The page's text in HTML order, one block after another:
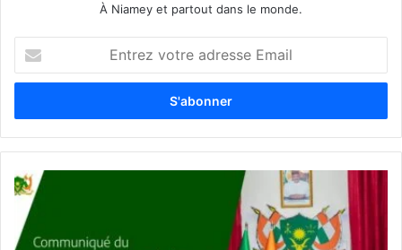
À Niamey et partout dans le monde.
t
e
z
o
t
e